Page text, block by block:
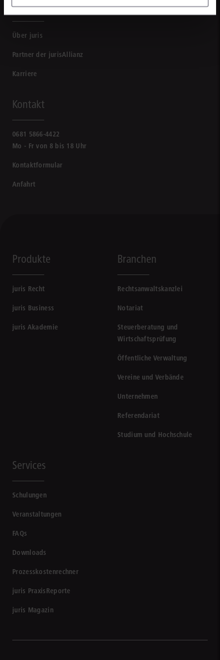
Unternehmen
Über juris
Partner der jurisAllianz
Karriere
Kontakt
0681 5866-4422
Mo - Fr von 8 bis 18 Uhr
Kontaktformular
Anfahrt
Produkte
juris Recht
juris Business
juris Akademie
Branchen
Rechtsanwaltskanzlei
Notariat
Steuerberatung und
Wirtschaftsprüfung
Öffentliche Verwaltung
Vereine und Verbände
Unternehmen
Referendariat
Studium und Hochschule
Services
Schulungen
Veranstaltungen
FAQs
Downloads
Prozesskostenrechner
juris PraxisReporte
juris Magazin